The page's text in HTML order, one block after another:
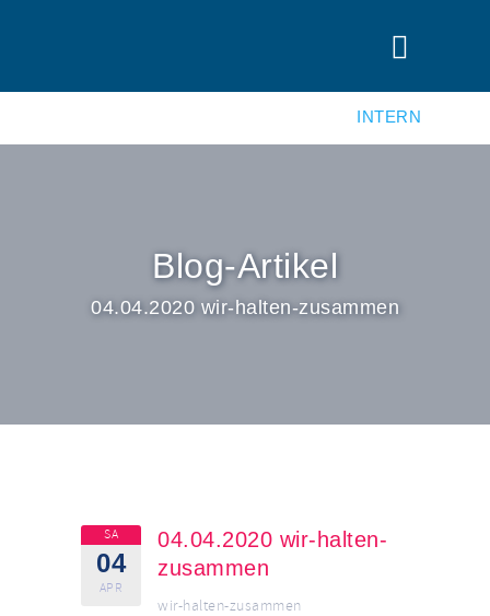
INTERN
Blog-Artikel
04.04.2020 wir-halten-zusammen
SA
04
APR
04.04.2020 wir-halten-
zusammen
wir-halten-zusammen